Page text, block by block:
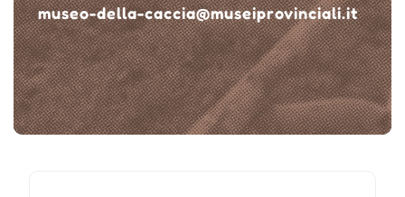
museo-della-caccia@museiprovinciali.it